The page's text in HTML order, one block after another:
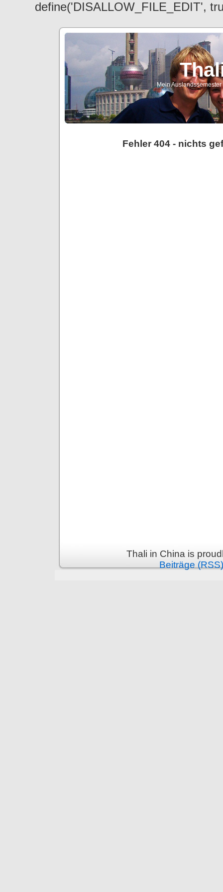
define('DISALLOW_FILE_EDIT',
Mein
Fehler 404 - nichts
Thali in China is
Beiträge (RSS)